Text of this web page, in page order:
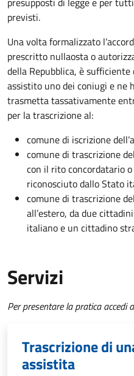
previsti.
Una volta formalizzato
prescritto nullaosta o
della Repubblica, è
assistito uno dei coniugi e ne
trasmetta tassativamente
per la trascrizione al:
comune di iscrizione
comune di trascrizione
con il rito concordatario
riconosciuto dallo Stato
comune di trascrizione
all’estero, da due
italiano e un cittadino
Servizi
Per presentare la pratica accedi
Trascrizione di
assistita